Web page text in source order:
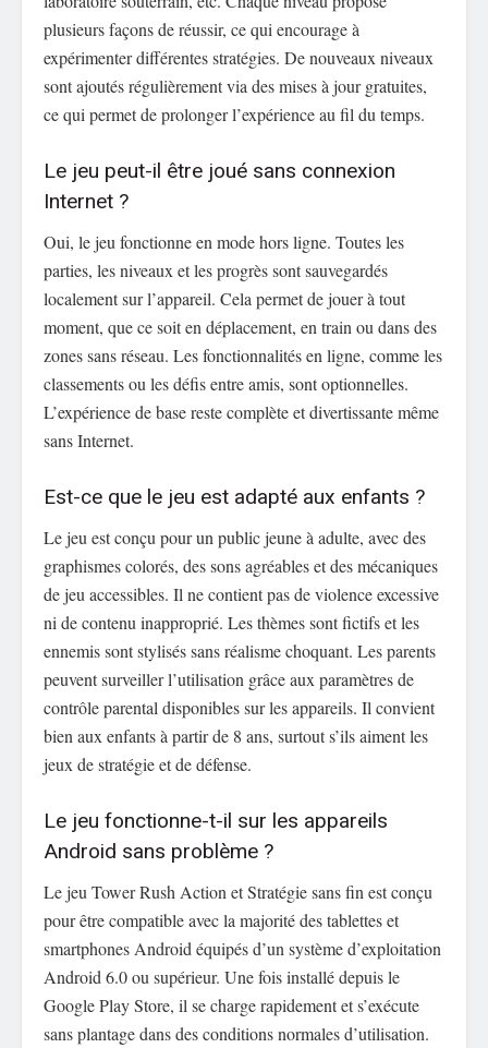
plusieurs façons de réussir, ce qui encourage à
expérimenter différentes stratégies. De nouveaux niveaux
sont ajoutés régulièrement via des mises à jour gratuites,
ce qui permet de prolonger l’expérience au fil du temps.
Le jeu peut-il être joué sans connexion
Internet ?
Oui, le jeu fonctionne en mode hors ligne. Toutes les
parties, les niveaux et les progrès sont sauvegardés
localement sur l’appareil. Cela permet de jouer à tout
moment, que ce soit en déplacement, en train ou dans des
zones sans réseau. Les fonctionnalités en ligne, comme les
classements ou les défis entre amis, sont optionnelles.
L’expérience de base reste complète et divertissante même
sans Internet.
Est-ce que le jeu est adapté aux enfants ?
Le jeu est conçu pour un public jeune à adulte, avec des
graphismes colorés, des sons agréables et des mécaniques
de jeu accessibles. Il ne contient pas de violence excessive
ni de contenu inapproprié. Les thèmes sont fictifs et les
ennemis sont stylisés sans réalisme choquant. Les parents
peuvent surveiller l’utilisation grâce aux paramètres de
contrôle parental disponibles sur les appareils. Il convient
bien aux enfants à partir de 8 ans, surtout s’ils aiment les
jeux de stratégie et de défense.
Le jeu fonctionne-t-il sur les appareils
Android sans problème ?
Le jeu Tower Rush Action et Stratégie sans fin est conçu
pour être compatible avec la majorité des tablettes et
smartphones Android équipés d’un système d’exploitation
Android 6.0 ou supérieur. Une fois installé depuis le
Google Play Store, il se charge rapidement et s’exécute
sans plantage dans des conditions normales d’utilisation.